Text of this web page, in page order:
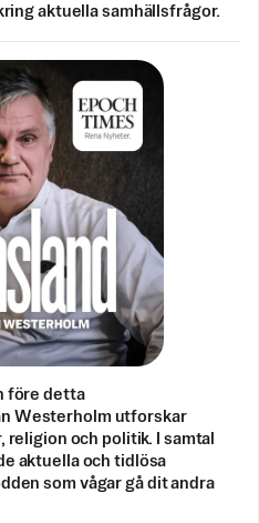
aktuella samhällsfrågor.
före detta
Westerholm utforskar
och politik. I samtal
aktuella och tidlösa
som vågar gå dit andra